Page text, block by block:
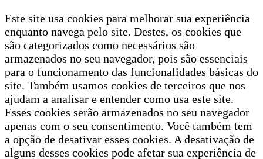
Este site usa cookies para melhorar sua experiência
enquanto navega pelo site. Destes, os cookies que
são categorizados como necessários são
armazenados no seu navegador, pois são essenciais
para o funcionamento das funcionalidades básicas do
site. Também usamos cookies de terceiros que nos
ajudam a analisar e entender como usa este site.
Esses cookies serão armazenados no seu navegador
apenas com o seu consentimento. Você também tem
a opção de desativar esses cookies. A desativação de
alguns desses cookies pode afetar sua experiência de